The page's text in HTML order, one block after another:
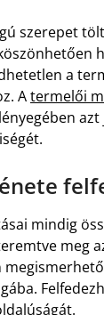
szerepet
a
Atermelői
mindig
meg